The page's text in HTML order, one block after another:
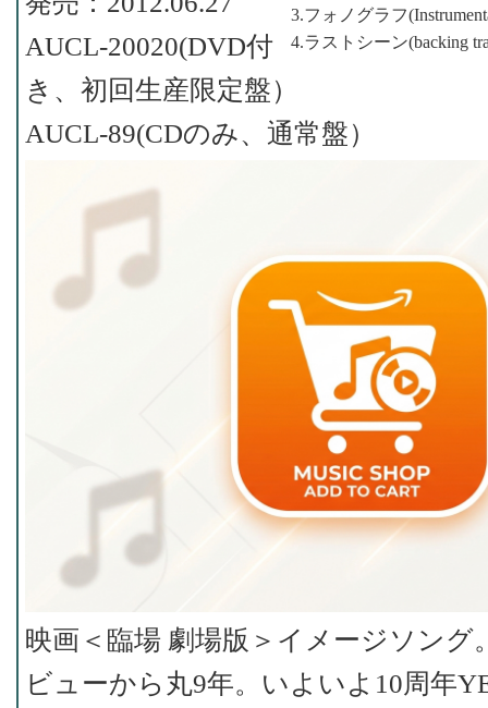
3.フォノグラフ
4.ラストシーン(backing
AUCL-20020(DVD付
き、初回生産限定盤）
AUCL-89(CDのみ、通常盤）
映画＜臨場 劇場版＞イメージソング
ビューから丸9年。いよいよ10周年